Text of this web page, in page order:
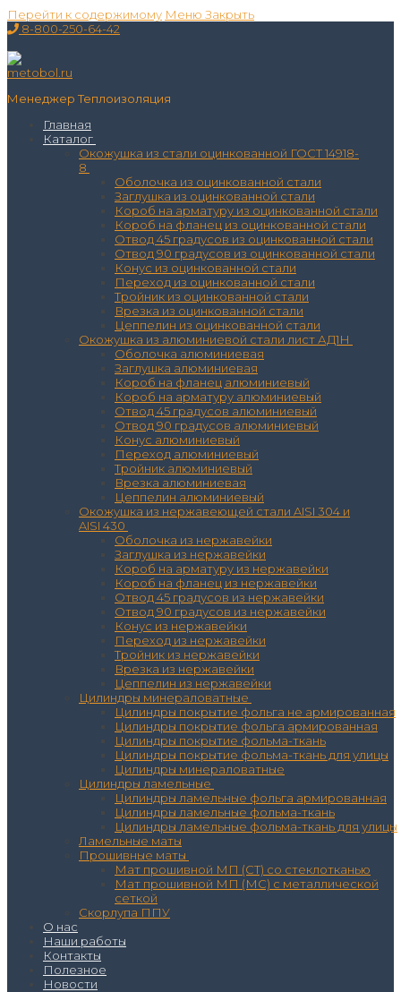
Перейти к содержимому Меню Закрыть
8-800-250-64-42
Менеджер Теплоизоляция
Главная
Каталог
Окожушка из стали оцинкованной ГОСТ 14918-
8
Оболочка из оцинкованной стали
Заглушка из оцинкованной стали
Короб на арматуру из оцинкованной стали
Короб на фланец из оцинкованной стали
Отвод 45 градусов из оцинкованной стали
Отвод 90 градусов из оцинкованной стали
Конус из оцинкованной стали
Переход из оцинкованной стали
Тройник из оцинкованной стали
Врезка из оцинкованной стали
Цеппелин из оцинкованной стали
Окожушка из алюминиевой стали лист АД1Н
Оболочка алюминиевая
Заглушка алюминиевая
Короб на фланец алюминиевый
Короб на арматуру алюминиевый
Отвод 45 градусов алюминиевый
Отвод 90 градусов алюминиевый
Конус алюминиевый
Переход алюминиевый
Тройник алюминиевый
Врезка алюминиевая
Цеппелин алюминиевый
Окожушка из нержавеющей стали AISI 304 и
AISI 430
Оболочка из нержавейки
Заглушка из нержавейки
Короб на арматуру из нержавейки
Короб на фланец из нержавейки
Отвод 45 градусов из нержавейки
Отвод 90 градусов из нержавейки
Конус из нержавейки
Переход из нержавейки
Тройник из нержавейки
Врезка из нержавейки
Цеппелин из нержавейки
Цилиндры минераловатные
Цилиндры покрытие фольга не армированная
Цилиндры покрытие фольга армированная
Цилиндры покрытие фольма-ткань
Цилиндры покрытие фольма-ткань для улицы
Цилиндры минераловатные
Цилиндры ламельные
Цилиндры ламельные фольга армированная
Цилиндры ламельные фольма-ткань
Цилиндры ламельные фольма-ткань для улицы
Ламельные маты
Прошивные маты
Мат прошивной МП (СТ) со стеклотканью
Мат прошивной МП (МС) с металлической
сеткой
Скорлупа ППУ
О нас
Наши работы
Контакты
Полезное
Новости